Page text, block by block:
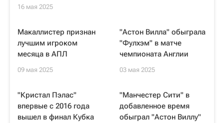
16 мая 2025
Макаллистер признан
лучшим игроком
месяца в АПЛ
09 мая 2025
"Астон Вилла" обыграла
"Фулхэм" в матче
чемпионата Англии
03 мая 2025
"Кристал Пэлас"
впервые с 2016 года
вышел в финал Кубка
"Манчестер Сити" в
добавленное время
обыграл "Астон Виллу"